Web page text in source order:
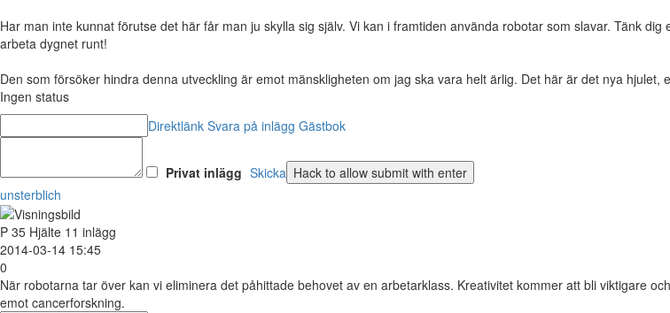
Har man inte kunnat förutse det här får man ju skylla sig själv. Vi kan i framtiden använda robotar som slavar. Tänk
arbeta dygnet runt!
Den som försöker hindra denna utveckling är emot mänskligheten om jag ska vara helt ärlig. Det här är det nya hjulet,
Ingen status
Direktlänk Svara på inlägg Gästbok
Privat inlägg Skicka
unsterblich
P 35 Hjälte 11 inlägg
2014-03-14 15:45
0
När robotarna tar över kan vi eliminera det påhittade behovet av en arbetarklass. Kreativitet kommer att bli viktigare
emot cancerforskning.